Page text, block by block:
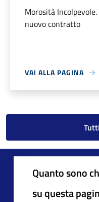
Morosità
nuovo contratto
VAI ALLA PAGINA
Quanto sono
su questa